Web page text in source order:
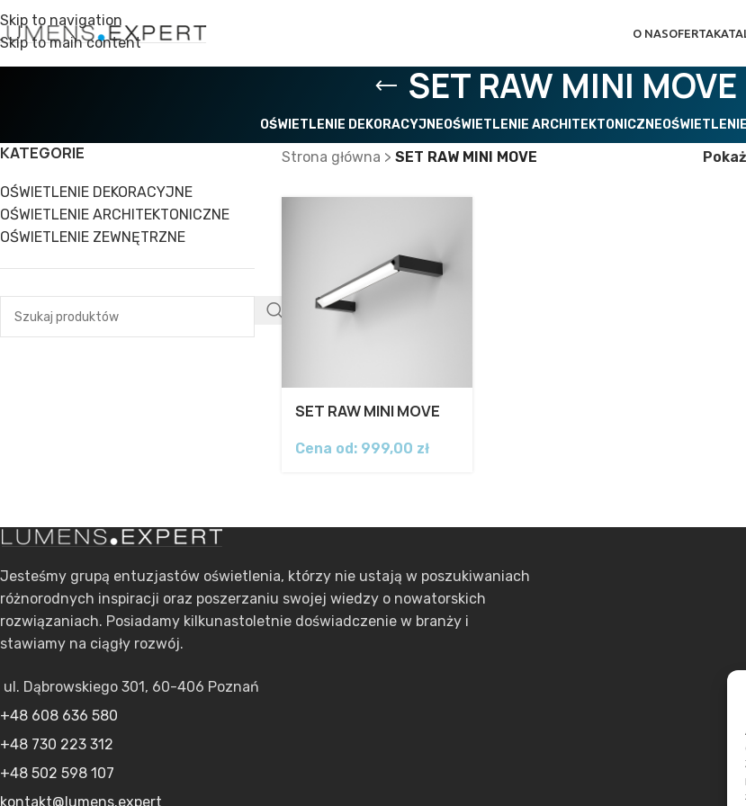
Skip to navigation
Skip to main content
O NASOFERTA
SET RAW MINI MOVE
OŚWIETLENIE DEKORACYJNEOŚWIETLENIE ARCHITEKTONICZNE
KATEGORIE
OŚWIETLENIE DEKORACYJNE
OŚWIETLENIE ARCHITEKTONICZNE
OŚWIETLENIE ZEWNĘTRZNE
Strona główna > SET RAW MINI MOVE Pokaż
SET RAW MINI MOVE
Cena od: 999,00 zł
Jesteśmy grupą entuzjastów oświetlenia, którzy nie ustają w poszukiwaniach
różnorodnych inspiracji oraz poszerzaniu swojej wiedzy o nowatorskich
rozwiązaniach. Posiadamy kilkunastoletnie doświadczenie w branży i
stawiamy na ciągły rozwój.
ul. Dąbrowskiego 301, 60-406 Poznań
+48 608 636 580
+48 730 223 312
+48 502 598 107
kontakt@lumens.expert